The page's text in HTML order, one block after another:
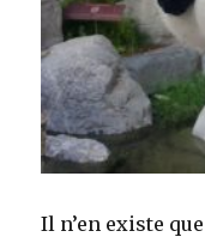
Il n’en existe